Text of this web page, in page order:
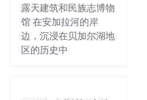
露天建筑和民族志博物
馆 在安加拉河的岸
边，沉浸在贝加尔湖地
区的历史中